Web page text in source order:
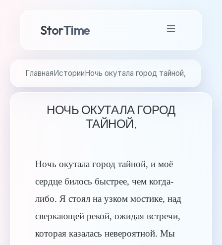
StorTime
ГлавнаяИсторииНочь окутала город тайной,
НОЧЬ ОКУТАЛА ГОРОД
ТАЙНОЙ,
Ночь окутала город тайной, и моё
сердце билось быстрее, чем когда-
либо. Я стоял на узком мостике, над
сверкающей рекой, ожидая встречи,
которая казалась невероятной. Мы